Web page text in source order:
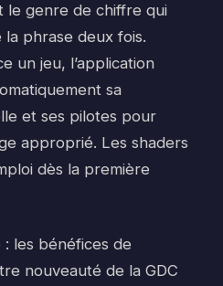
le genre de chiffre qui
phrase deux fois.
un jeu, l’application
sa
et ses pilotes pour
approprié. Les shaders
dès la première
: les bénéfices de
nouveauté de la GDC